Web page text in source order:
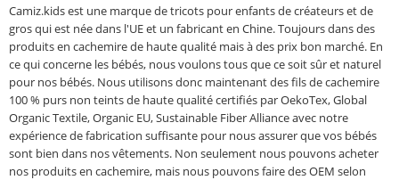
Camiz.kids est une marque de tricots pour enfants de créateurs et de
gros qui est née dans l'UE et un fabricant en Chine. Toujours dans des
produits en cachemire de haute qualité mais à des prix bon marché. En
ce qui concerne les bébés, nous voulons tous que ce soit sûr et naturel
pour nos bébés. Nous utilisons donc maintenant des fils de cachemire
100 % purs non teints de haute qualité certifiés par OekoTex, Global
Organic Textile, Organic EU, Sustainable Fiber Alliance avec notre
expérience de fabrication suffisante pour nous assurer que vos bébés
sont bien dans nos vêtements. Non seulement nous pouvons acheter
nos produits en cachemire, mais nous pouvons faire des OEM selon